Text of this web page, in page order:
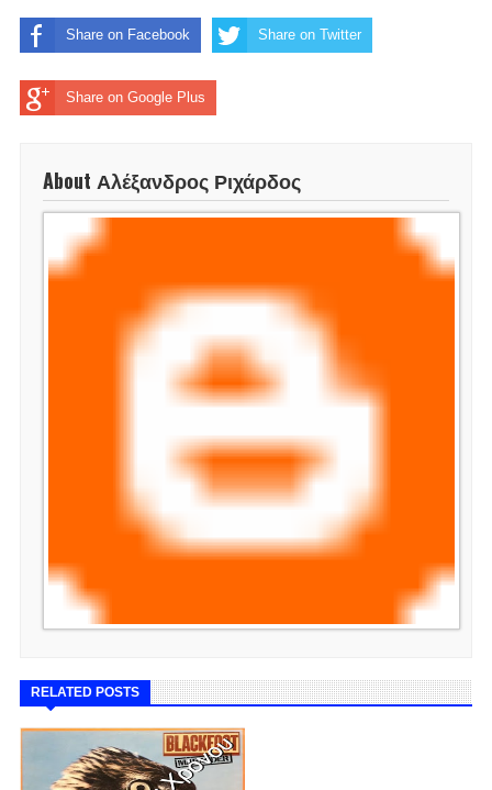
Share on Facebook Share on Twitter
Share on Google Plus
About Αλέξανδρος Ριχάρδος
RELATED POSTS